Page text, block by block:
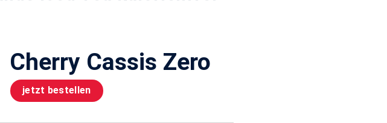
Cherry Cassis Zero
jetzt bestellen